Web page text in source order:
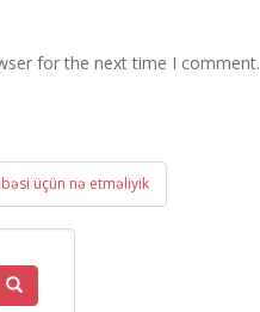
for the next time I comment.
üçün nə etməliyik